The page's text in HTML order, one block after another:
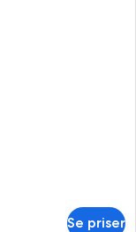
Se priser